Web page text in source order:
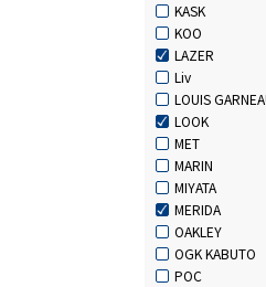
KASK
KOO
LAZER
Liv
LOUIS
LOOK
MET
MARIN
MIYATA
MERIDA
OAKLEY
OGK KABUTO
POC